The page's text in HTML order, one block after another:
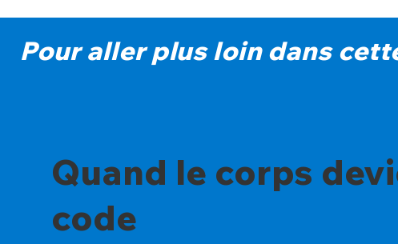
Pour aller plus loin dans
Quand le corps
code